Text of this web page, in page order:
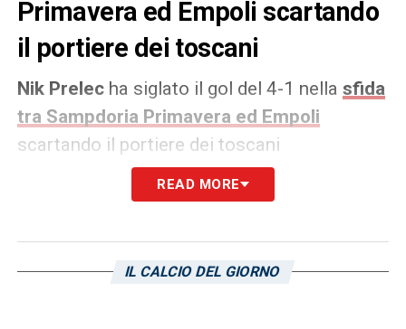
Primavera ed Empoli scartando
il portiere dei toscani
Nik Prelecha siglato il gol del 4-1 nella sfida
tra Sampdoria Primavera ed Empoli
scartando il portiere dei toscani
L’attaccante della Sampdoria conquista il
dell’Empoli e segna il quarto gol che chiude
la partita
READ MORE
IL CALCIO DEL GIORNO